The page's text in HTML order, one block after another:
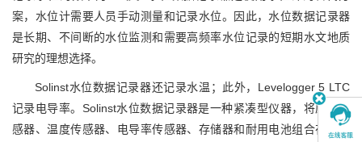
案，水位计需要人员手动测量和记录水位。因此，水位数据记录器
是长期、不间断的水位监测和需要高频率水位记录的短期水文地质
研究的理想选择。
Solinst水位数据记录器还记录水温；此外，Levelogger 5 LTC
记录电导率。Solinst水位数据记录器是一种紧凑型仪器，将压力传
感器、温度传感器、电导率传感器、存储器和耐用电池组合在一个